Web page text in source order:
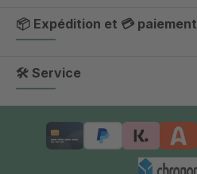
📦 Expédition et 💳 paiement
🛠 Service